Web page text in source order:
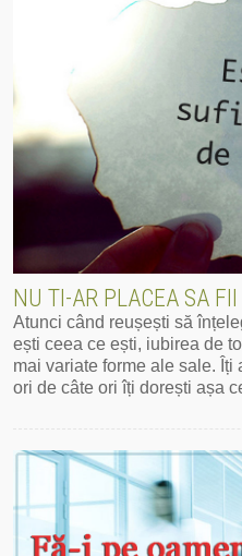
NU TI-AR PLACEA SA
Atunci când reușești să
ești ceea ce ești, iubirea de
mai variate forme ale sale.
ori de câte ori îți dorești așa